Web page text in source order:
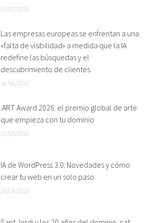
03/07/2026
Las empresas europeas se enfrentan a una
«falta de visibilidad» a medida que la IA
redefine las búsquedas y el
descubrimiento de clientes
16/06/2026
.ART Award 2026: el premio global de arte
que empieza con tu dominio
22/05/2026
IA de WordPress 3.0: Novedades y cómo
crear tu web en un solo paso
24/04/2026